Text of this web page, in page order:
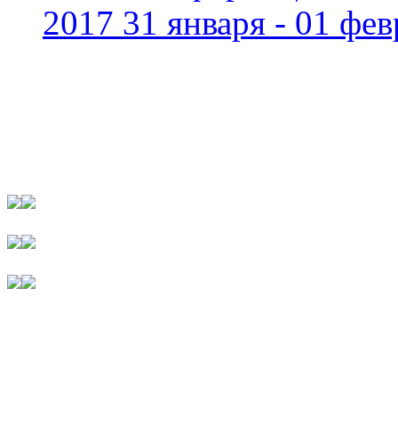
2017 31 января - 01